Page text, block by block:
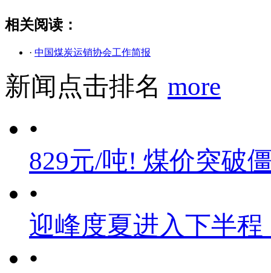
相关阅读：
· 中国煤炭运销协会工作简报
新闻点击排名 more
•
829元/吨! 煤价突破
•
迎峰度夏进入下半
•